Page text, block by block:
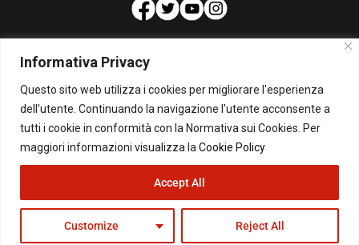
Informativa Privacy
Questo sito web utilizza i cookies per migliorare l'esperienza
dell'utente. Continuando la navigazione l'utente acconsente a
tutti i cookie in conformità con la Normativa sui Cookies. Per
maggiori informazioni visualizza la Cookie Policy
Customize Reject All
Accept All
PUBBLICITA'
Per la tua pubblicità su questo Blog:
pubblicita@beppegrillo.it
© Copyright 2026 - Il Blog di Beppe Grillo. All Rights Reserved - Powered by
happygrafic.com